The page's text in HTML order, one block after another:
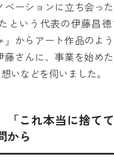
ーションに立ち会った
という代表の伊藤昌
」からアート作品のよ
藤さんに、事業を始め
いなどを伺いました。
「これ本当に捨て
から